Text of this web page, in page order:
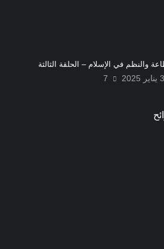
والنظم في الإسلام – الحلقة الثالثة
3 يناير 2025 7